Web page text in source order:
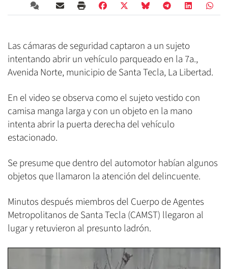
Las cámaras de seguridad captaron a un sujeto
intentando abrir un vehículo parqueado en la 7a.,
Avenida Norte, municipio de Santa Tecla, La Libertad.
En el video se observa como el sujeto vestido con
camisa manga larga y con un objeto en la mano
intenta abrir la puerta derecha del vehículo
estacionado.
Se presume que dentro del automotor habían algunos
objetos que llamaron la atención del delincuente.
Minutos después miembros del Cuerpo de Agentes
Metropolitanos de Santa Tecla (CAMST) llegaron al
lugar y retuvieron al presunto ladrón.